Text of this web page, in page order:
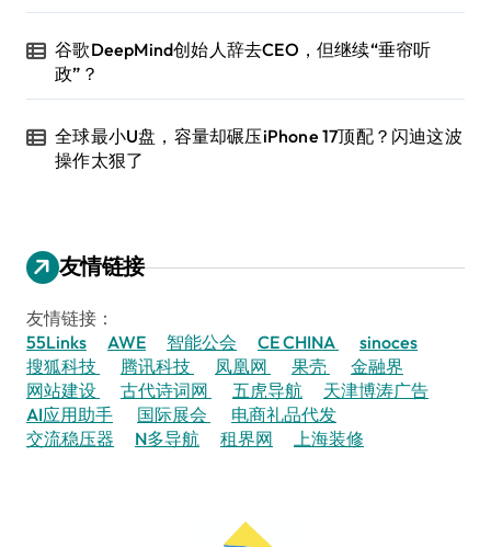
谷歌DeepMind创始人辞去CEO，但继续“垂帘听
政”？
全球最小U盘，容量却碾压iPhone 17顶配？闪迪这波
操作太狠了
友情链接
友情链接：
55Links
AWE 智能公会 CE CHINA
sinoces
搜狐科技
腾讯科技 凤凰网 果壳
金融界
网站建设
古代诗词网 五虎导航
天津博涛广告
AI应用助手
国际展会
电商礼品代发
交流稳压器
N多导航 租界网 上海装修